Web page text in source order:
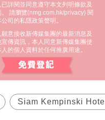
已詳閱並同意遵守本文列明條款及
。 請瀏覽(nmg.com.hk/privacy) 閱
司的私隱政策聲明。
願意接收新傳媒集團的最新消息及
宣傳資訊，本人同意新傳媒集團使
人的個人資料於任何推廣用途。
Siam Kempinski Hotel